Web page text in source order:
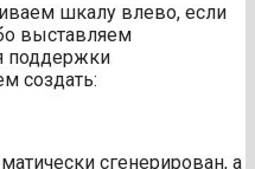
шкалу влево, если
выставляем
поддержки
создать:
сгенерирован, а